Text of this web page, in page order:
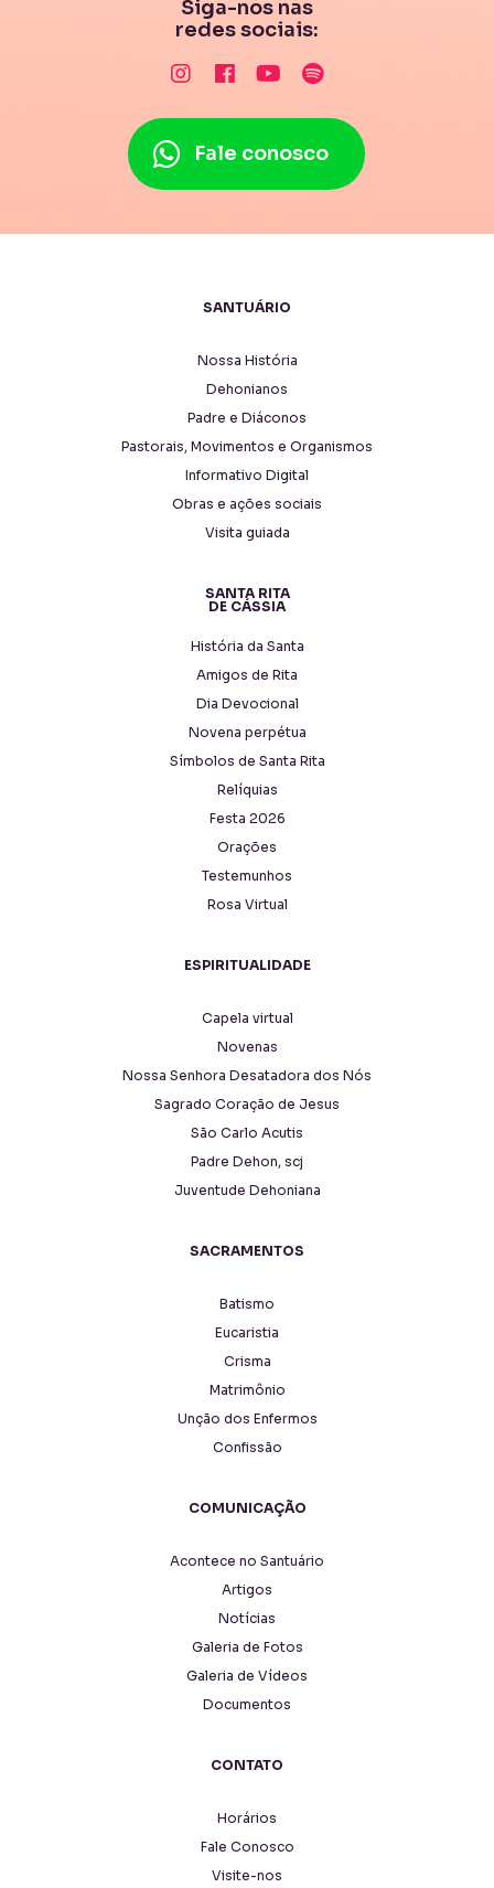
Siga-nos nas
redes sociais:
Fale conosco
SANTUÁRIO
Nossa História
Dehonianos
Padre e Diáconos
Pastorais, Movimentos e Organismos
Informativo Digital
Obras e ações sociais
Visita guiada
SANTA RITA
DE CÁSSIA
História da Santa
Amigos de Rita
Dia Devocional
Novena perpétua
Símbolos de Santa Rita
Relíquias
Festa 2026
Orações
Testemunhos
Rosa Virtual
ESPIRITUALIDADE
Capela virtual
Novenas
Nossa Senhora Desatadora dos Nós
Sagrado Coração de Jesus
São Carlo Acutis
Padre Dehon, scj
Juventude Dehoniana
SACRAMENTOS
Batismo
Eucaristia
Crisma
Matrimônio
Unção dos Enfermos
Confissão
COMUNICAÇÃO
Acontece no Santuário
Artigos
Notícias
Galeria de Fotos
Galeria de Vídeos
Documentos
CONTATO
Horários
Fale Conosco
Visite-nos